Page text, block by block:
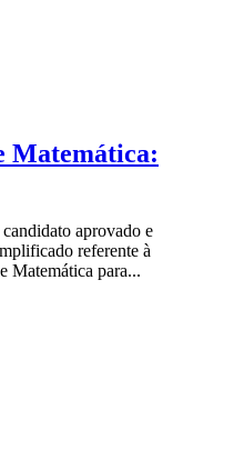
Matemática:
aprovado e
referente à
Matemática para...